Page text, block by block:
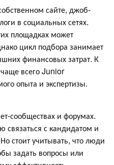
сайте, джоб-
в социальных сетях.
площадках может
цикл подбора занимает
финансовых затрат. К
всего Junior
опыта и экспертизы.
сообществах и форумах.
с кандидатом и
стоит учитывать, что люди
задать вопросы или